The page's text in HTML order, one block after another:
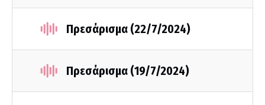
Πρεσάρισμα (22/7/2024)
Πρεσάρισμα (19/7/2024)